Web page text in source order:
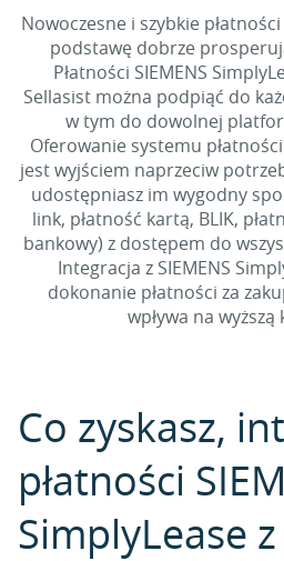
Nowoczesne i szybkie
podstawę dobrze
Płatności SIEMENS
Sellasist można podpiąć do
w tym do dowolnej
Oferowanie systemu płatności
jest wyjściem naprzeciw
udostępniasz im wygodny
link, płatność kartą, BLIK,
bankowy) z dostępem do
Integracja z SIEMENS
dokonanie płatności za
wpływa na
Co zyskasz,
płatności
SimplyLease